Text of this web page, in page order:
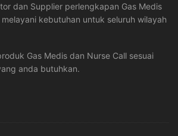
dan Supplier perlengkapan Gas Medis
kebutuhan untuk seluruh wilayah
Gas Medis dan Nurse Call sesuai
anda butuhkan.